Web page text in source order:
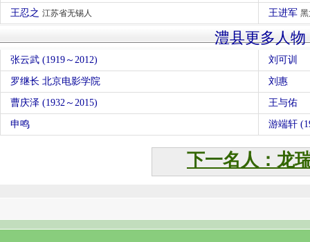
王忍之 江苏省无锡人 王进军
澧县更多人物
张云武 (1919～2012) 刘可训
罗继长 北京电影学院 刘惠
曹庆泽 (1932～2015) 王与佑
申鸣 游端轩
下一名人：龙